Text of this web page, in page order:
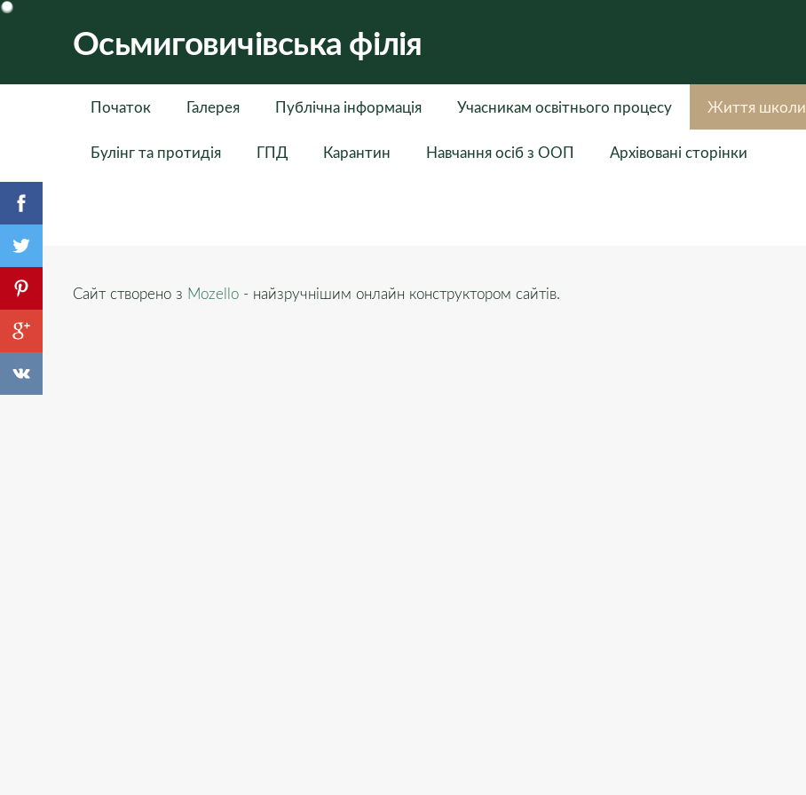
Осьмиговичівська філія
Початок Галерея Публічна інформація Учасникам освітнього процесу Життя школи
Булінг та протидія ГПД Карантин Навчання осіб з ООП Архівовані сторінки
Сайт створено з Mozello - найзручнішим онлайн конструктором сайтів.